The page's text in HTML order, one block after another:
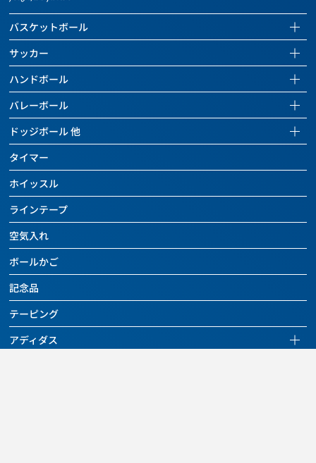
バスケットボール
バスケットボールページを見る
全ての商品を見る
バスケットボール
バッグ
ボールケアグッズ
チーム用具
レフェリー用具
トレーニング用具
カウンター
バスケットボール関連用具
その他
SALE
サッカー
サッカーページを見る
全ての商品を見る
サッカーボール
バッグ
ボールケアグッズ
チーム用具
レフェリー用具
トレーニング用具
関連用具
フットサル関連用具
その他
SALE
ハンドボール
ハンドボールページを見る
全ての商品を見る
ハンドボール
バッグ
ボールケアグッズ
チーム用具
レフェリー用具
トレーニング用具
カウンター
ハンドボール関連用具
その他
バレーボール
バレーボールページを見る
バレーボール
バッグ
ボールケアグッズ
チーム用具
レフェリー用具
トレーニング用具
関連用具
ソフトバレーボール関連用具
ドッジボール 他
ドッジボールページを見る
ドッジボール
その他のボール
バッグ
ボールケアグッズ
チーム用具
レフェリー用具
その他
タイマー
ホイッスル
ラインテープ
空気入れ
ボールかご
記念品
テーピング
アディダス